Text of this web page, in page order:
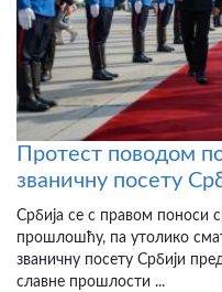
Протест поводом
званичну посету
Србија се с правом поноси
прошлошћу, па утолико
званичну посету Србији
славне прошлости ...